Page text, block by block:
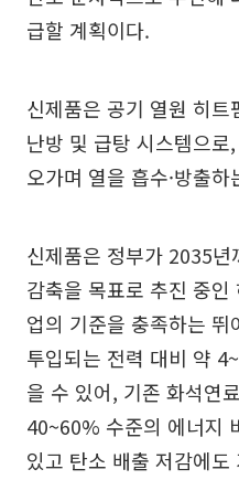
급할 계획이다.
신제품은 공기 열원 히트
난방 및 급탕 시스템으
오가며 열을 흡수·방출
신제품은 정부가 2035
감축을 목표로 추진 중
업의 기준을 충족하는
투입되는 전력 대비 약
을 수 있어, 기존 화석연
40~60% 수준의 에너지
있고 탄소 배출 저감에도